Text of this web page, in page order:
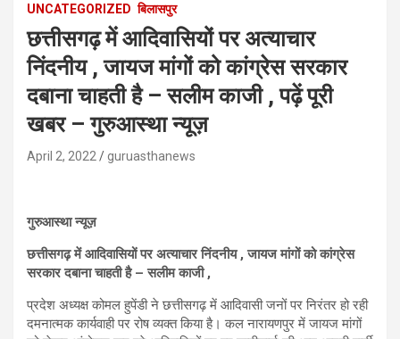
UNCATEGORIZED बिलासपुर
छत्तीसगढ़ में आदिवासियों पर अत्याचार
निंदनीय , जायज मांगों को कांग्रेस सरकार
दबाना चाहती है – सलीम काजी , पढ़ें पूरी
खबर – गुरुआस्था न्यूज़
April 2, 2022 guruasthanews
गुरुआस्था न्यूज़
छत्तीसगढ़ में आदिवासियों पर अत्याचार निंदनीय , जायज मांगों को कांग्रेस
सरकार दबाना चाहती है – सलीम काजी ,
प्रदेश अध्यक्ष कोमल हुपेंडी ने छत्तीसगढ़ में आदिवासी जनों पर निरंतर हो रही
दमनात्मक कार्यवाही पर रोष व्यक्त किया है। कल नारायणपुर में जायज मांगों